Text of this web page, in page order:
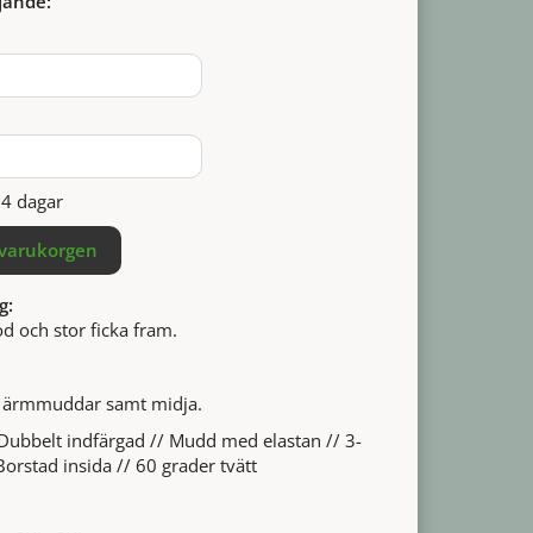
dagar
och stor ficka fram.
samt midja.
indfärgad // Mudd med elastan // 3-
insida // 60 grader tvätt